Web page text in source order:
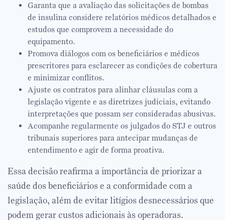
Garanta que a avaliação das solicitações de bombas
de insulina considere relatórios médicos detalhados e
estudos que comprovem a necessidade do
equipamento.
Promova diálogos com os beneficiários e médicos
prescritores para esclarecer as condições de cobertura
e minimizar conflitos.
Ajuste os contratos para alinhar cláusulas com a
legislação vigente e as diretrizes judiciais, evitando
interpretações que possam ser consideradas abusivas.
Acompanhe regularmente os julgados do STJ e outros
tribunais superiores para antecipar mudanças de
entendimento e agir de forma proativa.
Essa decisão reafirma a importância de priorizar a
saúde dos beneficiários e a conformidade com a
legislação, além de evitar litígios desnecessários que
podem gerar custos adicionais às operadoras.